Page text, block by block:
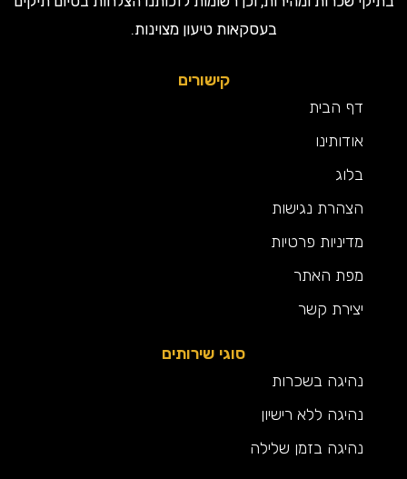
בעסקאות טיעון מצוינות.
קישורים
דף הבית
אודותינו
הצהרת נגישות
מדיניות פרטיות
מפת האתר
יצירת קשר
סוגי שירותים
נהיגה בשכרות
נהיגה ללא רישיון
נהיגה בזמן שלילה